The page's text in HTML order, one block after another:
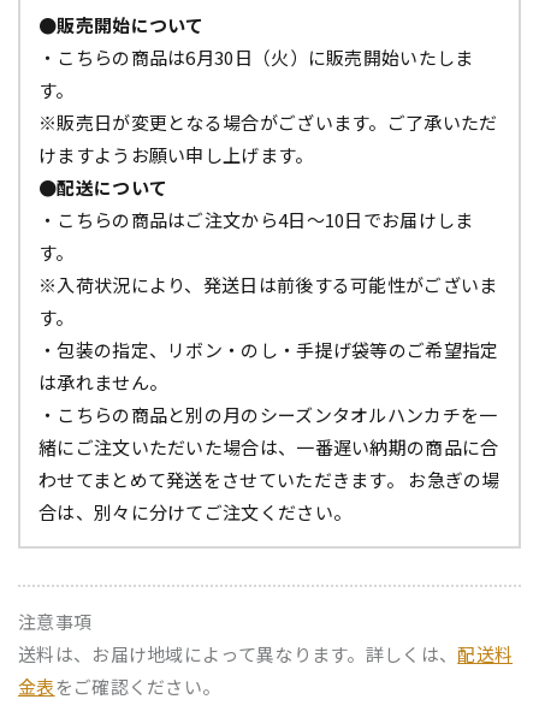
●販売開始について
・こちらの商品は6月30日（火）に販売開始いたしま
す。
※販売日が変更となる場合がございます。ご了承いただ
けますようお願い申し上げます。
●配送について
・こちらの商品はご注文から4日～10日でお届けしま
す。
※入荷状況により、発送日は前後する可能性がございま
す。
・包装の指定、リボン・のし・手提げ袋等のご希望指定
は承れません。
・こちらの商品と別の月のシーズンタオルハンカチを一
緒にご注文いただいた場合は、一番遅い納期の商品に合
わせてまとめて発送をさせていただきます。 お急ぎの場
合は、別々に分けてご注文ください。
注意事項
送料は、お届け地域によって異なります。詳しくは、配送料
金表をご確認ください。